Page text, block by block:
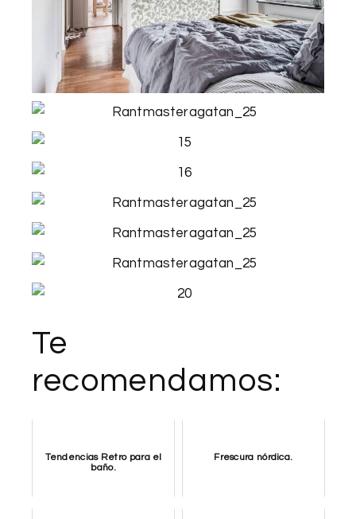
Te
recomendamos:
Tendencias Retro para el
baño.
Frescura nórdica.